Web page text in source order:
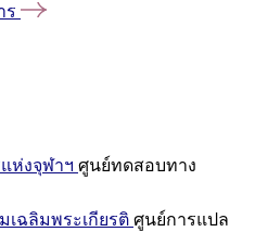
ร
ห่งจุฬาฯ ศูนย์ทดสอบทาง
เฉลิมพระเกียรติ ศูนย์การแปล